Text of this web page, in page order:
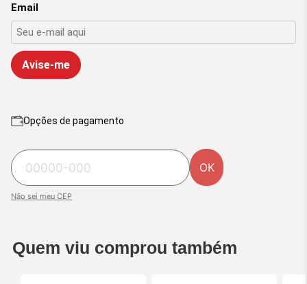
Email
Avise-me
Opções de pagamento
OK
Não sei meu CEP
Quem viu comprou também